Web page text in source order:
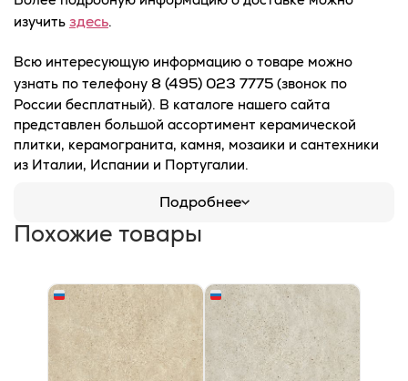
изучить здесь.
Всю интересующую информацию о товаре можно
узнать по телефону 8 (495) 023 7775 (звонок по
России бесплатный). В каталоге нашего сайта
представлен большой ассортимент керамической
плитки, керамогранита, камня, мозаики и сантехники
из Италии, Испании и Португалии.
Подробнее
Похожие товары